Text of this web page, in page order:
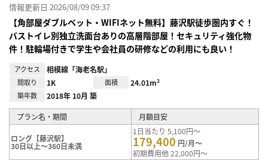
情報更新日 2026/08/09 09:37
【角部屋ダブルベット・WIFIネット無料】藤沢駅徒歩圏内すぐ！
バストイレ別独立洗面台ありの高層階部屋！セキュリティ強化物
件！駐輪場付きで学生や会社員の研修などの利用にも良い！
アクセス 相模線「海老名駅」
間取り 1K 面積 24.01m²
築年数 2018年 10月 築
プラン名・期間 月額目安
ロング【藤沢駅】
30日以上～360日未満
1日当たり 5,100円～
179,400 円/月～
初期費用他 22,000円～